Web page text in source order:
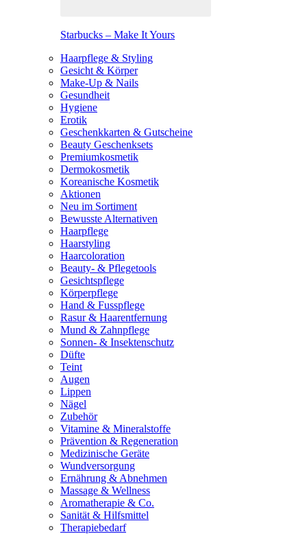
Starbucks – Make It Yours
Haarpflege & Styling
Gesicht & Körper
Make-Up & Nails
Gesundheit
Hygiene
Erotik
Geschenkkarten & Gutscheine
Beauty Geschenksets
Premiumkosmetik
Dermokosmetik
Koreanische Kosmetik
Aktionen
Neu im Sortiment
Bewusste Alternativen
Haarpflege
Haarstyling
Haarcoloration
Beauty- & Pflegetools
Gesichtspflege
Körperpflege
Hand & Fusspflege
Rasur & Haarentfernung
Mund & Zahnpflege
Sonnen- & Insektenschutz
Düfte
Teint
Augen
Lippen
Nägel
Zubehör
Vitamine & Mineralstoffe
Prävention & Regeneration
Medizinische Geräte
Wundversorgung
Ernährung & Abnehmen
Massage & Wellness
Aromatherapie & Co.
Sanität & Hilfsmittel
Therapiebedarf